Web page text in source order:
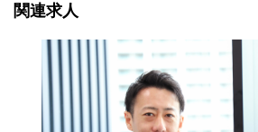
関連求人